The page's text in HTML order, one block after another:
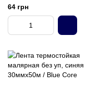
Core
64 грн